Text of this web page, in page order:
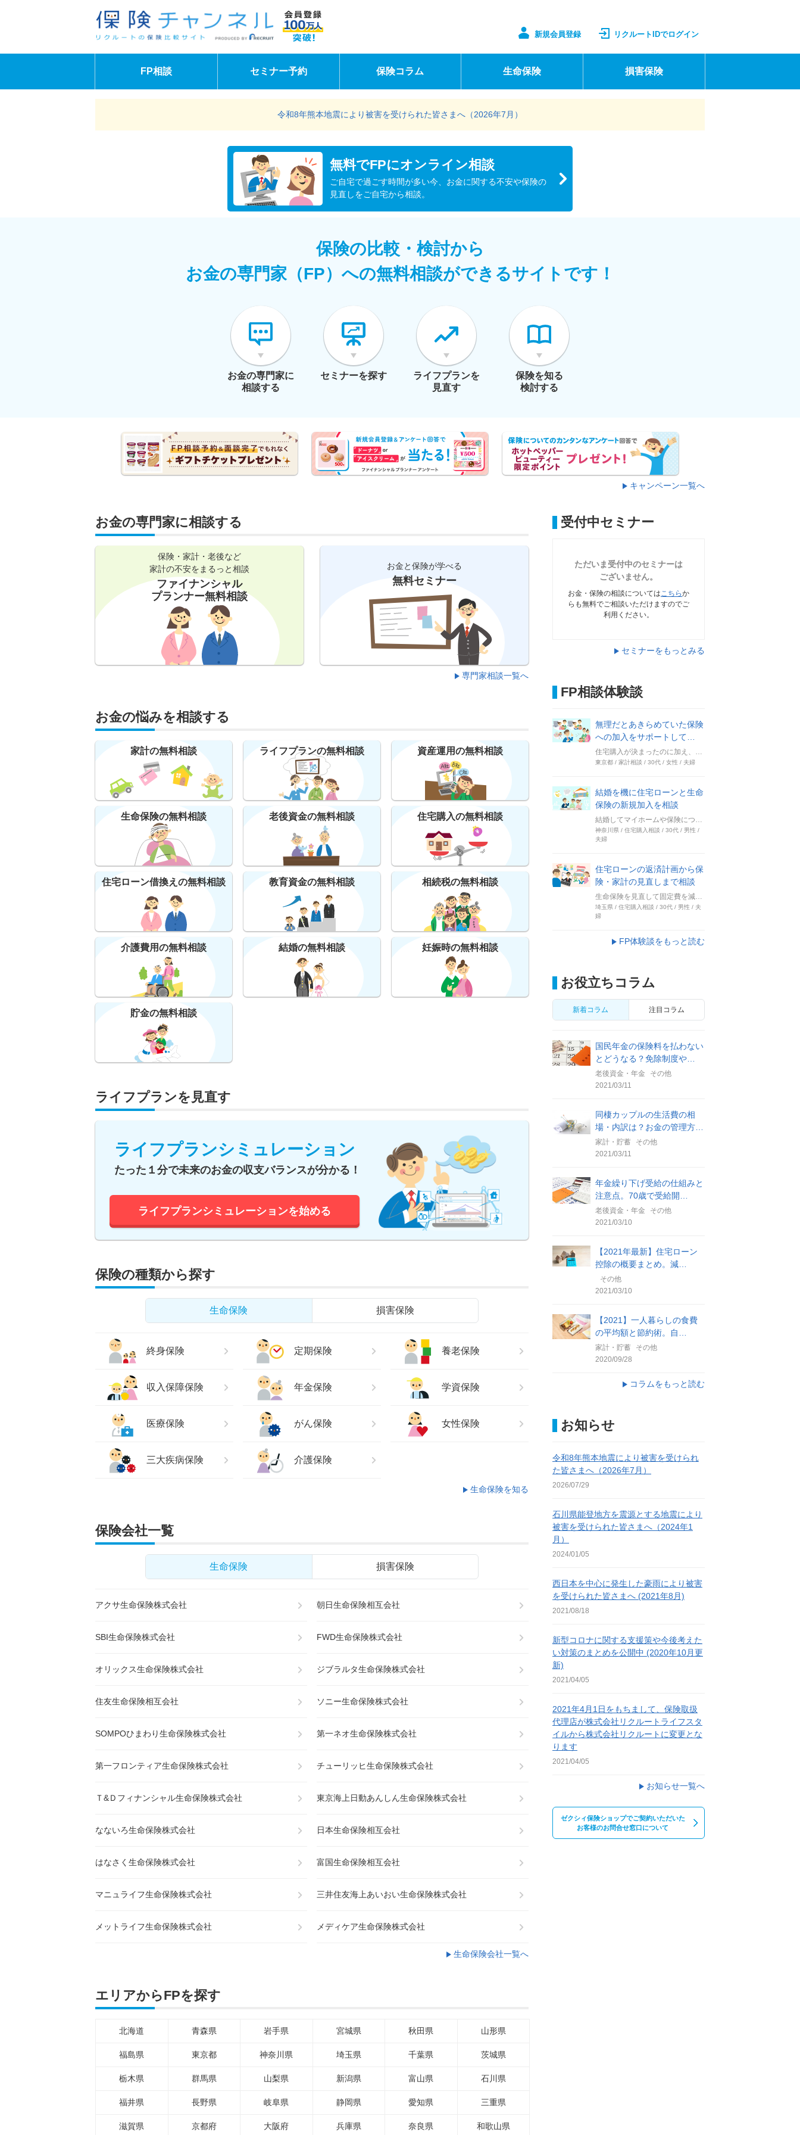
新規会員登録 リクルートIDでログイン
FP相談 セミナー予約 保険コラム 生命保険 損害保険
令和8年熊本地震により被害を受けられた皆さまへ（2026年7月）
無料でFPにオンライン相談
ご自宅で過ごす時間が多い今、お金に関する不安や保険の
見直しをご自宅から相談。
保険の比較・検討から
お金の専門家（FP）への無料相談ができるサイトです！
お金の専門家に
相談する
セミナーを探す
ライフプランを
見直す
保険を知る
検討する
キャンペーン一覧へ
お金の専門家に相談する
保険・家計・老後など
家計の不安をまるっと相談
ファイナンシャル
プランナー無料相談
お金と保険が学べる
無料セミナー
専門家相談一覧へ
お金の悩みを相談する
家計の無料相談 ライフプランの無料相談 資産運用の無料相談
生命保険の無料相談 老後資金の無料相談 住宅購入の無料相談
住宅ローン借換えの無料相談 教育資金の無料相談 相続税の無料相談
介護費用の無料相談 結婚の無料相談 妊娠時の無料相談
貯金の無料相談
ライフプランを見直す
ライフプランシミュレーション
たった１分で未来のお金の収支バランスが分かる！
ライフプランシミュレーションを始める
保険の種類から探す
生命保険 損害保険
終身保険 定期保険 養老保険
収入保障保険 年金保険 学資保険
医療保険 がん保険 女性保険
三大疾病保険 介護保険
生命保険を知る
保険会社一覧
生命保険 損害保険
アクサ生命保険株式会社 朝日生命保険相互会社
SBI生命保険株式会社 FWD生命保険株式会社
オリックス生命保険株式会社 ジブラルタ生命保険株式会社
住友生命保険相互会社 ソニー生命保険株式会社
SOMPOひまわり生命保険株式会社 第一ネオ生命保険株式会社
第一フロンティア生命保険株式会社 チューリッヒ生命保険株式会社
Ｔ&Ｄフィナンシャル生命保険株式会社 東京海上日動あんしん生命保険株式会社
なないろ生命保険株式会社 日本生命保険相互会社
はなさく生命保険株式会社 富国生命保険相互会社
マニュライフ生命保険株式会社 三井住友海上あいおい生命保険株式会社
メットライフ生命保険株式会社 メディケア生命保険株式会社
生命保険会社一覧へ
エリアからFPを探す
北海道 青森県 岩手県 宮城県 秋田県 山形県
福島県 東京都 神奈川県 埼玉県 千葉県 茨城県
栃木県 群馬県 山梨県 新潟県 富山県 石川県
福井県 長野県 岐阜県 静岡県 愛知県 三重県
滋賀県 京都府 大阪府 兵庫県 奈良県 和歌山県
受付中セミナー
ただいま受付中のセミナーは
ございません。
お金・保険の相談についてはこちらか
らも無料でご相談いただけますのでご
利用ください。
セミナーをもっとみる
FP相談体験談
無理だとあきらめていた保険
への加入をサポートして…
住宅購入が決まったのに加え、第2子が生まれるにあたって資金計画を考えなくてはと思っていたとき、SNSで保険チャンネルのFP相談の広告を見ました。 賃貸マンションに住みながら、いいマンションがあれば買いたいと思って探していて、ちょうど購入するマンションが決まって契約を済ませたばかりのタイミングだったと思います。 実はマンションの仲介会社から紹介されたFPさんに資金計画の相談をして、月々これくらいなら無理なく返済できそうだと言われていたのですが、それでももう一人、誰かに相談して意見を聞きたい、でもお金を払ってまでは……と思っていたので、無料で相談できるなら、と申し込みをしました。
東京都 / 家計相談 / 30代 / 女性 / 夫婦
結婚を機に住宅ローンと生命
保険の新規加入を相談
結婚してマイホームや保険について考えるようになったのがきっかけでした。 相談したころは、家を建てるための土地を探していて、自分はどれくらいの予算で家を建てられるのだろう、自分の収入でどれくらいの住宅ローンが組めるのだろうと、知りたいことが増えてきた時期でもありました。 また、夫婦ふたりとも生命保険には加入していなかったのですが、結婚を機に加入しようと思っていたので、それについて第三者のアドバイスが欲しいと思っていたのもきっかけのひとつ。 インターネットでこれらのことを検索していたとき、保険チャンネルのFP相談について知り、相談してみようと思いました。
神奈川県 / 住宅購入相談 / 30代 / 男性 /
夫婦
住宅ローンの返済計画から保
険・家計の見直しまで相談
生命保険を見直して固定費を減らしたいと考えていて、インターネットで情報収集をしていたとき、こちらのFP相談のことを知りました。 ちょうど住宅購入を控えていたこともあって住宅ローンについてもアドバイスをもらいつつ、家計、ライフプラン、資産運用とお金のこと全般について相談しました。
埼玉県 / 住宅購入相談 / 30代 / 男性 / 夫
婦
FP体験談をもっと読む
お役立ちコラム
新着コラム 注目コラム
国民年金の保険料を払わない
とどうなる？免除制度や…
老後資金・年金
その他
2021/03/11
同棲カップルの生活費の相
場・内訳は？お金の管理方…
家計・貯蓄
その他
2021/03/11
年金繰り下げ受給の仕組みと
注意点。70歳で受給開…
老後資金・年金
その他
2021/03/10
【2021年最新】住宅ローン
控除の概要まとめ。減…
その他
2021/03/10
【2021】一人暮らしの食費
の平均額と節約術。自…
家計・貯蓄
その他
2020/09/28
コラムをもっと読む
お知らせ
令和8年熊本地震により被害を受けられ
た皆さまへ（2026年7月）
2026/07/29
石川県能登地方を震源とする地震により
被害を受けられた皆さまへ（2024年1
月）
2024/01/05
西日本を中心に発生した豪雨により被害
を受けられた皆さまへ (2021年8月)
2021/08/18
新型コロナに関する支援策や今後考えた
い対策のまとめを公開中 (2020年10月更
新)
2021/04/05
2021年4月1日をもちまして、保険取扱
代理店が株式会社リクルートライフスタ
イルから株式会社リクルートに変更とな
ります
2021/04/05
お知らせ一覧へ
ゼクシィ保険ショップでご契約いただいた
お客様のお問合せ窓口について